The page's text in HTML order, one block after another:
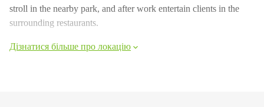
stroll in the nearby park, and after work entertain clients in the
surrounding restaurants.
Дізнатися більше про локацію